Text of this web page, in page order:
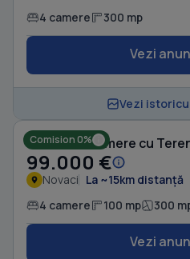
4 camere 300 mp
Vezi
Vezi
Comision 0%
Casă cu 4 camere cu
99.000 €
Novaci La ~15km distanță
4 camere 100 mp 300
Vezi